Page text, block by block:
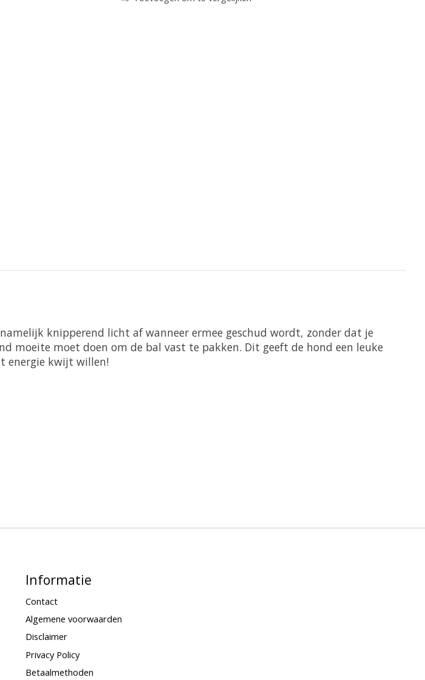
knipperend licht af wanneer ermee geschud wordt, zonder dat je
moeite moet doen om de bal vast te pakken. Dit geeft de hond een leuke
energie kwijt willen!
Informatie
Contact
Algemene voorwaarden
Disclaimer
Privacy Policy
Betaalmethoden